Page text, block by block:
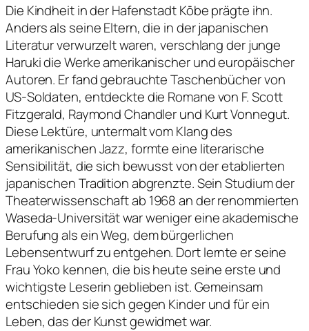
Die Kindheit in der Hafenstadt Kōbe prägte ihn.
Anders als seine Eltern, die in der japanischen
Literatur verwurzelt waren, verschlang der junge
Haruki die Werke amerikanischer und europäischer
Autoren. Er fand gebrauchte Taschenbücher von
US-Soldaten, entdeckte die Romane von F. Scott
Fitzgerald, Raymond Chandler und Kurt Vonnegut.
Diese Lektüre, untermalt vom Klang des
amerikanischen Jazz, formte eine literarische
Sensibilität, die sich bewusst von der etablierten
japanischen Tradition abgrenzte. Sein Studium der
Theaterwissenschaft ab 1968 an der renommierten
Waseda-Universität war weniger eine akademische
Berufung als ein Weg, dem bürgerlichen
Lebensentwurf zu entgehen. Dort lernte er seine
Frau Yoko kennen, die bis heute seine erste und
wichtigste Leserin geblieben ist. Gemeinsam
entschieden sie sich gegen Kinder und für ein
Leben, das der Kunst gewidmet war.